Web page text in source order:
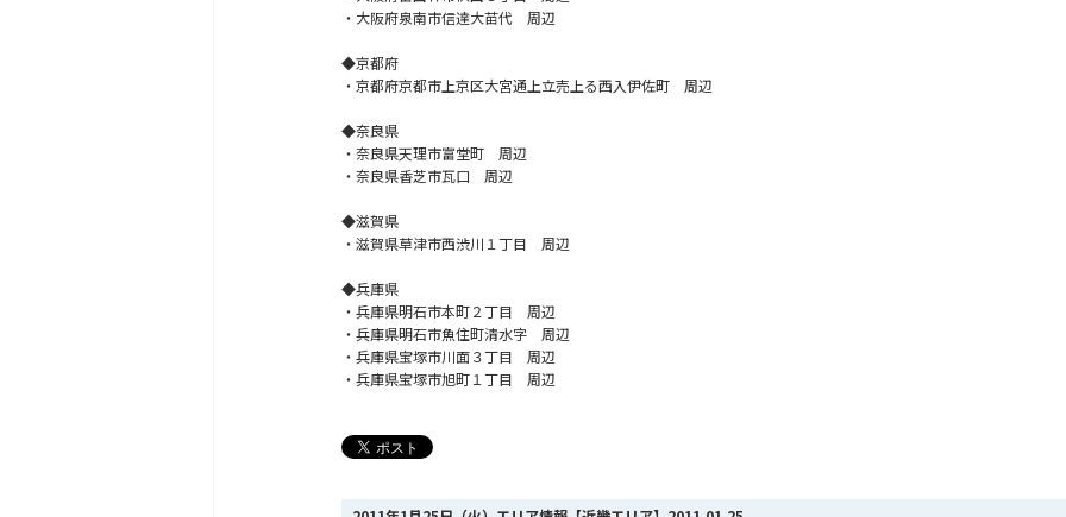
・大阪府泉南市信達大苗代 周辺
◆京都府
・京都府京都市上京区大宮通上立売上る西入伊佐町 周辺
◆奈良県
・奈良県天理市富堂町 周辺
・奈良県香芝市瓦口 周辺
◆滋賀県
・滋賀県草津市西渋川１丁目 周辺
◆兵庫県
・兵庫県明石市本町２丁目 周辺
・兵庫県明石市魚住町清水字 周辺
・兵庫県宝塚市川面３丁目 周辺
・兵庫県宝塚市旭町１丁目 周辺